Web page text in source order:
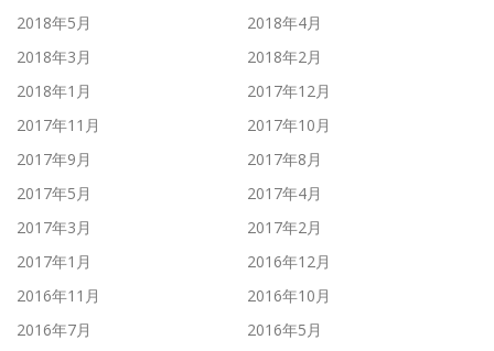
2018年5月
2018年4月
2018年3月
2018年2月
2018年1月
2017年12月
2017年11月
2017年10月
2017年9月
2017年8月
2017年5月
2017年4月
2017年3月
2017年2月
2017年1月
2016年12月
2016年11月
2016年10月
2016年7月
2016年5月